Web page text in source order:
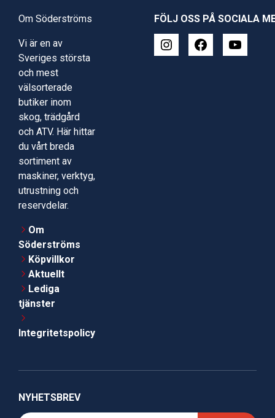
Om Söderströms
Vi är en av
Sveriges största
och mest
välsorterade
butiker inom
skog, trädgård
och ATV. Här hittar
du vårt breda
sortiment av
maskiner, verktyg,
utrustning och
reservdelar.
Om
Söderströms
Köpvillkor
Aktuellt
Lediga
tjänster
Integritetspolicy
FÖLJ OSS PÅ SOCIALA
NYHETSBREV